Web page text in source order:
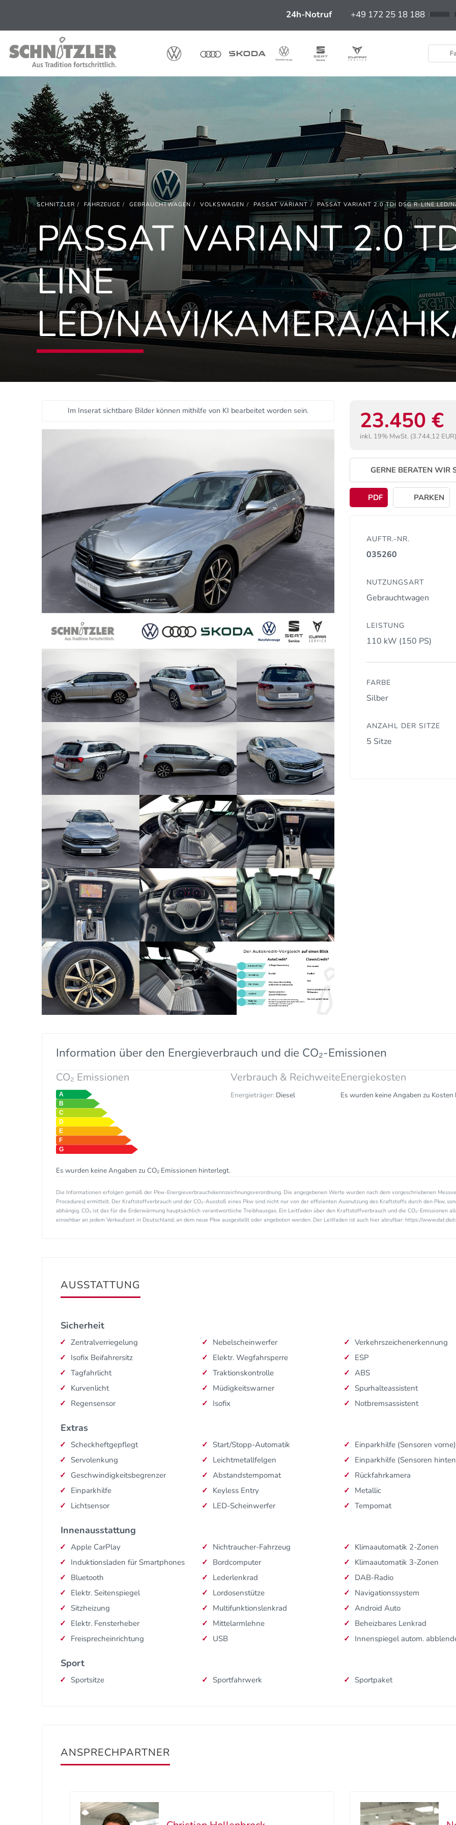
24h-Notruf +49 172 25 18 188
SCHNITZLER FAHRZEUGE GEBRAUCHTWAGEN VOLKSWAGEN PASSAT VARIANT PASSAT VARIANT 2.0 TDI DSG R-LINE LED/
PASSAT VARIANT 2.0
LINE
LED/NAVI/KAMERA/
Im Inserat sichtbare Bilder können mithilfe von KI bearbeitet worden sein. 23.450 €
inkl. 19% MwSt. (3.744,12 EUR)
GERNE BERATEN WIR
PDF PARKEN
AUFTR.-NR.
035260
NUTZUNGSART
Gebrauchtwagen
LEISTUNG
110 kW (150 PS)
FARBE
Silber
ANZAHL DER SITZE
5 Sitze
Information über den Energieverbrauch und die CO₂-Emissionen
CO₂ Emissionen
Es wurden keine Angaben zu CO₂ Emissionen hinterlegt.
Verbrauch & Reichweite
Energieträger: Diesel
Energiekosten
Es wurden keine Angaben zu
Die Informationen erfolgen gemäß der Pkw-Energieverbrauchskennzeichnungsverordnung. Die angegebenen Werte wurden nach dem vorgeschriebenen
Procedures) ermittelt. Der Kraftstoffverbrauch und der CO₂-Ausstoß eines Pkw sind nicht nur von der effizienten Ausnutzung des Kraftstoffs durch den Pkw,
abhängig. CO₂ ist das für die Erderwärmung hauptsächlich verantwortliche Treibhausgas. Ein Leitfaden über den Kraftstoffverbrauch und die CO₂-Emissionen
einsehbar an jedem Verkaufsort in Deutschland, an dem neue Pkw ausgestellt oder angeboten werden. Der Leitfaden ist auch hier abrufbar: https://www.dat.de/
AUSSTATTUNG
Sicherheit
Zentralverriegelung
Isofix Beifahrersitz
Tagfahrlicht
Kurvenlicht
Regensensor
Nebelscheinwerfer
Elektr. Wegfahrsperre
Traktionskontrolle
Müdigkeitswarner
Isofix
Verkehrszeichenerkennung
ESP
ABS
Spurhalteassistent
Notbremsassistent
Extras
Scheckheftgepflegt
Servolenkung
Geschwindigkeitsbegrenzer
Einparkhilfe
Lichtsensor
Start/Stopp-Automatik
Leichtmetallfelgen
Abstandstempomat
Keyless Entry
LED-Scheinwerfer
Einparkhilfe (Sensoren vorne)
Einparkhilfe (Sensoren
Rückfahrkamera
Metallic
Tempomat
Innenausstattung
Apple CarPlay
Induktionsladen für Smartphones
Bluetooth
Elektr. Seitenspiegel
Sitzheizung
Elektr. Fensterheber
Freisprecheinrichtung
Nichtraucher-Fahrzeug
Bordcomputer
Lederlenkrad
Lordosenstütze
Multifunktionslenkrad
Mittelarmlehne
USB
Klimaautomatik 2-Zonen
Klimaautomatik 3-Zonen
DAB-Radio
Navigationssystem
Android Auto
Beheizbares Lenkrad
Innenspiegel autom.
Sport
Sportsitze Sportfahrwerk Sportpaket
ANSPRECHPARTNER